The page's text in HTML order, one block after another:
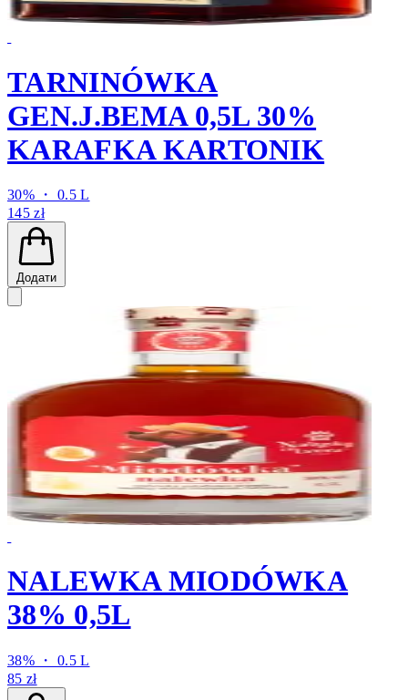
TARNINÓWKA
GEN.J.BEMA 0,5L 30%
KARAFKA KARTONIK
30% ・ 0.5 L
145 zł
Додати
NALEWKA MIODÓWKA
38% 0,5L
38% ・ 0.5 L
85 zł